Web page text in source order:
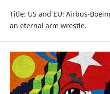
Title: US and EU: Airbus-
an eternal arm wrestle.